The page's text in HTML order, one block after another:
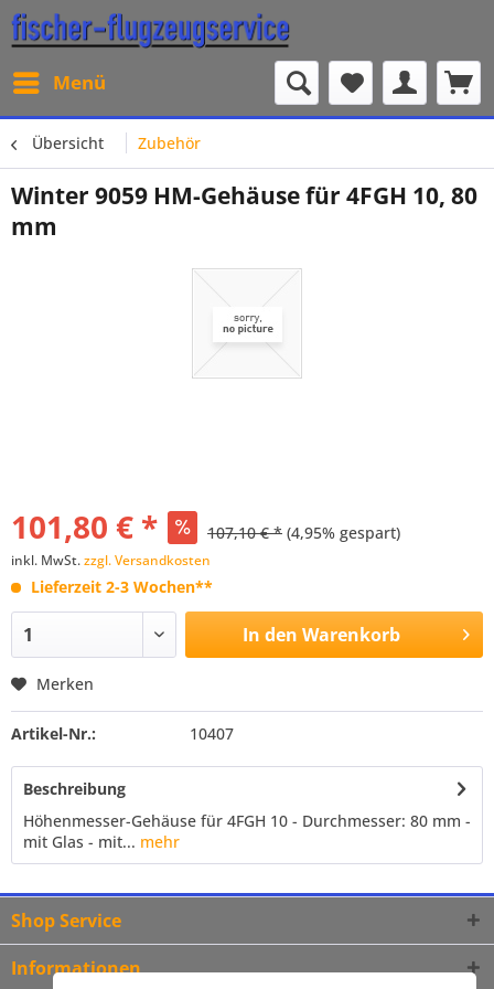
Menü
Übersicht Zubehör
Winter 9059 HM-Gehäuse für 4FGH 10, 80
mm
101,80 € * 107,10 € * (4,95% gespart)
inkl. MwSt.zzgl. Versandkosten
Lieferzeit 2-3 Wochen**
In den Warenkorb
Merken
Artikel-Nr.: 10407
Beschreibung
Höhenmesser-Gehäuse für 4FGH 10 - Durchmesser: 80 mm -
mit Glas - mit... mehr
Shop Service
Informationen